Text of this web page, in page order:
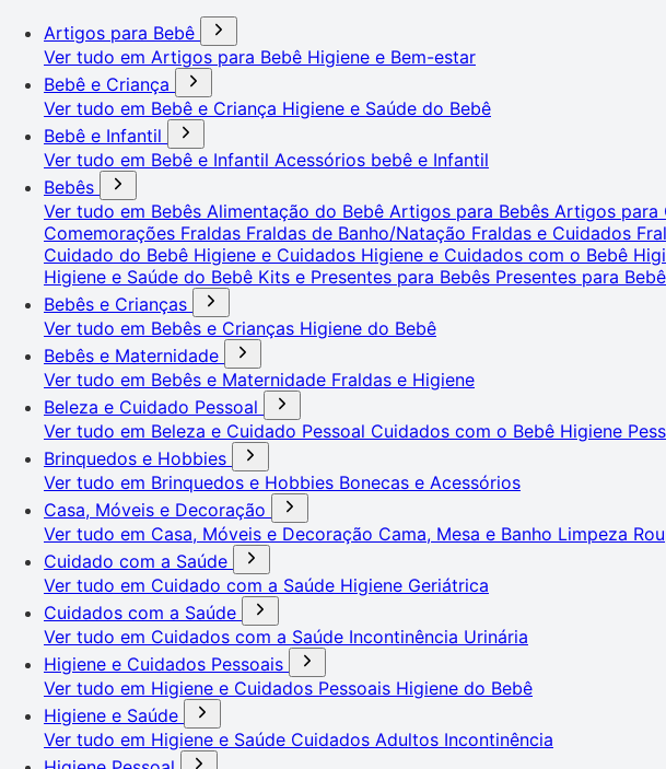
Artigos para Bebê
Ver tudo em Artigos para Bebê Higiene e Bem-estar
Bebê e Criança
Ver tudo em Bebê e Criança Higiene e Saúde do Bebê
Bebê e Infantil
Ver tudo em Bebê e Infantil Acessórios bebê e Infantil
Bebês
Ver tudo em Bebês Alimentação do Bebê Artigos para Bebês Artigos para
Comemorações Fraldas Fraldas de Banho/Natação Fraldas e Cuidados
Cuidado do Bebê Higiene e Cuidados Higiene e Cuidados com o Bebê
Higiene e Saúde do Bebê Kits e Presentes para Bebês Presentes para
Bebês e Crianças
Ver tudo em Bebês e Crianças Higiene do Bebê
Bebês e Maternidade
Ver tudo em Bebês e Maternidade Fraldas e Higiene
Beleza e Cuidado Pessoal
Ver tudo em Beleza e Cuidado Pessoal Cuidados com o Bebê Higiene
Brinquedos e Hobbies
Ver tudo em Brinquedos e Hobbies Bonecas e Acessórios
Casa, Móveis e Decoração
Ver tudo em Casa, Móveis e Decoração Cama, Mesa e Banho Limpeza
Cuidado com a Saúde
Ver tudo em Cuidado com a Saúde Higiene Geriátrica
Cuidados com a Saúde
Ver tudo em Cuidados com a Saúde Incontinência Urinária
Higiene e Cuidados Pessoais
Ver tudo em Higiene e Cuidados Pessoais Higiene do Bebê
Higiene e Saúde
Ver tudo em Higiene e Saúde Cuidados Adultos Incontinência